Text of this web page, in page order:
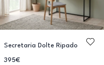
Secretaria Dolte Ripado
395€